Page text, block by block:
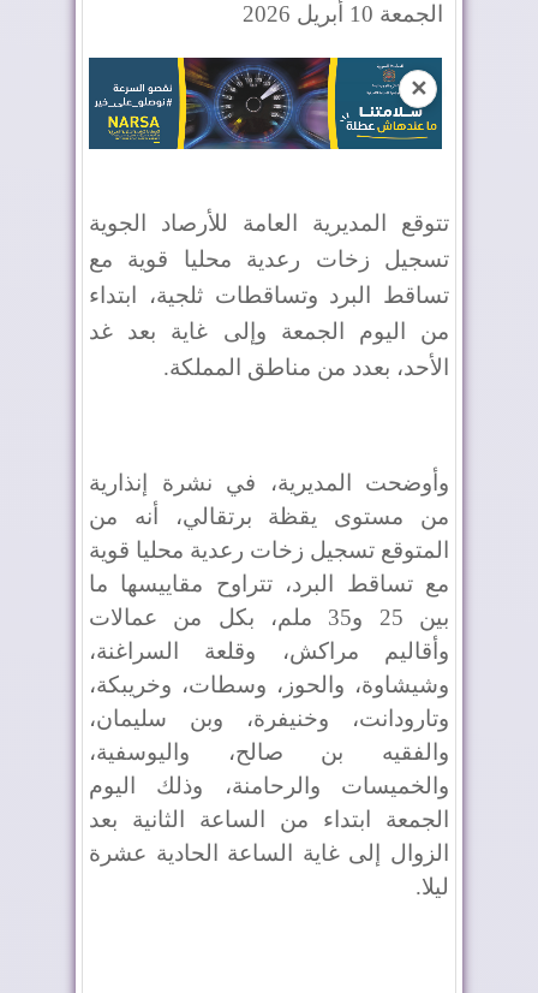
الجمعة 10 أبريل 2026
✕
تتوقع المديرية العامة للأرصاد الجوية
تسجيل زخات رعدية محليا قوية مع
تساقط البرد وتساقطات ثلجية، ابتداء
من اليوم الجمعة وإلى غاية بعد غد
الأحد، بعدد من مناطق المملكة.
وأوضحت المديرية، في نشرة إنذارية
من مستوى يقظة برتقالي، أنه من
المتوقع تسجيل زخات رعدية محليا قوية
مع تساقط البرد، تتراوح مقاييسها ما
بين 25 و35 ملم، بكل من عمالات
وأقاليم مراكش، وقلعة السراغنة،
وشيشاوة، والحوز، وسطات، وخريبكة،
وتارودانت، وخنيفرة، وبن سليمان،
والفقيه بن صالح، واليوسفية،
والخميسات والرحامنة، وذلك اليوم
الجمعة ابتداء من الساعة الثانية بعد
الزوال إلى غاية الساعة الحادية عشرة
ليلا.